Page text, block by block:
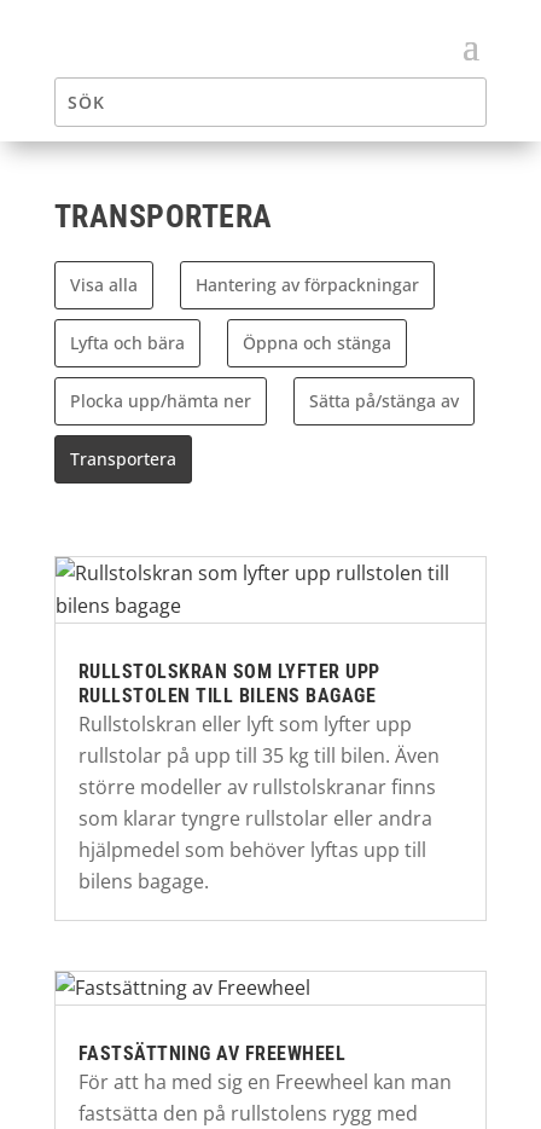
TRANSPORTERA
Visa alla Hantering av förpackningar
Lyfta och bära Öppna och stänga
Plocka upp/hämta ner Sätta på/stänga av
Transportera
RULLSTOLSKRAN SOM LYFTER UPP
RULLSTOLEN TILL BILENS BAGAGE
Rullstolskran eller lyft som lyfter upp
rullstolar på upp till 35 kg till bilen. Även
större modeller av rullstolskranar finns
som klarar tyngre rullstolar eller andra
hjälpmedel som behöver lyftas upp till
bilens bagage.
FASTSÄTTNING AV FREEWHEEL
För att ha med sig en Freewheel kan man
fastsätta den på rullstolens rygg med